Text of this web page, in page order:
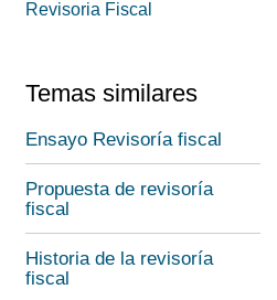
Revisoria Fiscal
Temas similares
Ensayo Revisoría fiscal
Propuesta de revisoría
fiscal
Historia de la revisoría
fiscal